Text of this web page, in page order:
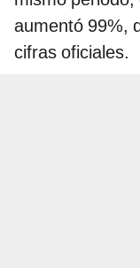
aumentó 99%,
cifras oficiales.